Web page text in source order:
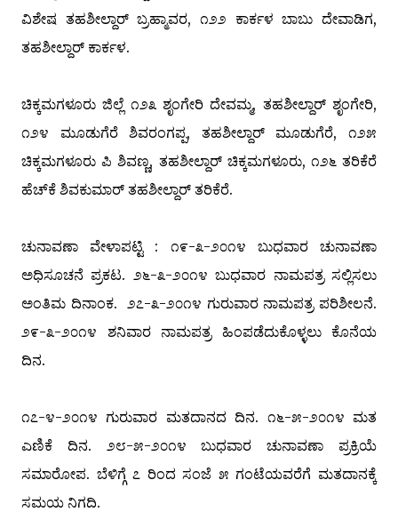
ವಿಶೇಷ ತಹಶೀಲ್ದಾರ್ ಬ್ರಹ್ಮಾವರ, ೧೨೨ ಕಾರ್ಕಳ ಬಾಬು ದೇವಾಡಿಗ,
ತಹಶೀಲ್ದಾರ್ ಕಾರ್ಕಳ.
ಚಿಕ್ಕಮಗಳೂರು ಜಿಲ್ಲೆ ೧೨೩ ಶೃಂಗೇರಿ ದೇವಮ್ಮ, ತಹಶೀಲ್ದಾರ್ ಶೃಂಗೇರಿ,
೧೨೪ ಮೂಡುಗೆರೆ ಶಿವರಂಗಪ್ಪ, ತಹಶೀಲ್ದಾರ್ ಮೂಡುಗೆರೆ, ೧೨೫
ಚಿಕ್ಕಮಗಳೂರು ಪಿ ಶಿವಣ್ಣ, ತಹಶೀಲ್ದಾರ್ ಚಿಕ್ಕಮಗಳೂರು, ೧೨೬ ತರಿಕೆರೆ
ಹೆಚ್‌ಕೆ ಶಿವಕುಮಾರ್ ತಹಶೀಲ್ದಾರ್ ತರಿಕೆರೆ.
ಚುನಾವಣಾ ವೇಳಾಪಟ್ಟಿ : ೧೯-೩-೨೦೧೪ ಬುಧವಾರ ಚುನಾವಣಾ
ಅಧಿಸೂಚನೆ ಪ್ರಕಟ. ೨೬-೩-೨೦೧೪ ಬುಧವಾರ ನಾಮಪತ್ರ ಸಲ್ಲಿಸಲು
ಅಂತಿಮ ದಿನಾಂಕ. ೨೭-೩-೨೦೧೪ ಗುರುವಾರ ನಾಮಪತ್ರ ಪರಿಶೀಲನೆ.
೨೯-೩-೨೦೧೪ ಶನಿವಾರ ನಾಮಪತ್ರ ಹಿಂಪಡೆದುಕೊಳ್ಳಲು ಕೊನೆಯ
ದಿನ.
೧೭-೪-೨೦೧೪ ಗುರುವಾರ ಮತದಾನದ ದಿನ. ೧೬-೫-೨೦೧೪ ಮತ
ಎಣಿಕೆ ದಿನ. ೨೮-೫-೨೦೧೪ ಬುಧವಾರ ಚುನಾವಣಾ ಪ್ರಕ್ರಿಯೆ
ಸಮಾರೋಪ. ಬೆಳಿಗ್ಗೆ ೭ ರಿಂದ ಸಂಜೆ ೫ ಗಂಟೆಯವರೆಗೆ ಮತದಾನಕ್ಕೆ
ಸಮಯ ನಿಗದಿ.